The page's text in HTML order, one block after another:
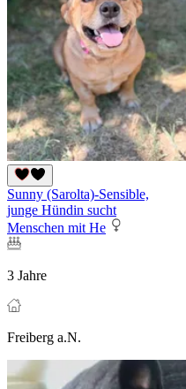
Sunny (Sarolta)-Sensible,
junge Hündin sucht
Menschen mit He
3 Jahre
Freiberg a.N.